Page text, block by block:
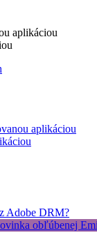
aplikáciou
aplikáciou
Adobe DRM?